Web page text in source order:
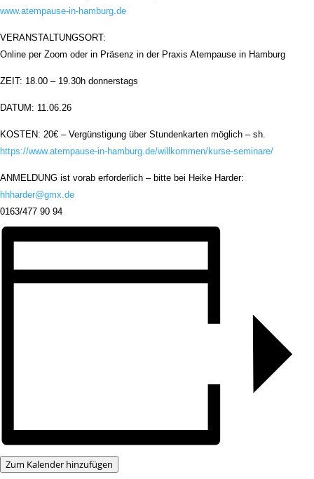
www.atempause-in-hamburg.de
VERANSTALTUNGSORT:
Online per Zoom oder in Präsenz in der Praxis Atempause in Hamburg
ZEIT: 18.00 – 19.30h donnerstags
DATUM: 11.06.26
KOSTEN: 20€ – Vergünstigung über Stundenkarten möglich – sh.
https://www.atempause-in-hamburg.de/willkommen/kurse-seminare/
ANMELDUNG ist vorab erforderlich – bitte bei Heike Harder:
hhharder@gmx.de
0163/477 90 94
Zum Kalender hinzufügen